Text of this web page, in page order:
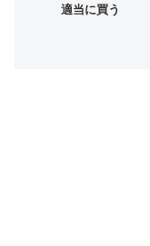
適当に買う